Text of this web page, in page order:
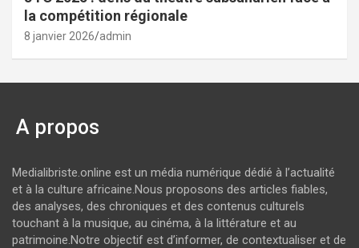
la compétition régionale
8 janvier 2026 admin
A propos
Medialibriste.online est un média numérique dédié à l’actualité
et à la culture africaine.Nous proposons des articles fiables,
des analyses, des chroniques et des contenus culturels
touchant à la musique, au cinéma, à la littérature et au
patrimoine.Notre objectif est d’informer, de contextualiser et de